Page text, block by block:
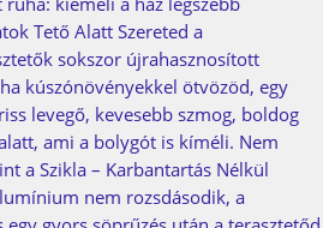
Tető Alatt Szereted a
sokszor újrahasznosított
kúszónövényekkel ötvözöd, egy
levegő, kevesebb szmog, boldog
ami a bolygót is kíméli. Nem
a Szikla – Karbantartás Nélkül
nem rozsdásodik, a